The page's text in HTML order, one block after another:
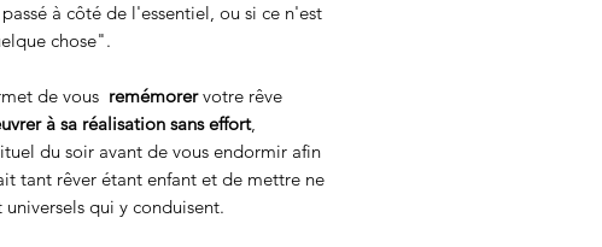
à côté de l'essentiel, ou si ce n'est
chose".
de vous remémorervotre rêve
à sa réalisation sans effort,
du soir avant de vous endormir afin
tant rêver étant enfant et de mettre ne
qui y conduisent.